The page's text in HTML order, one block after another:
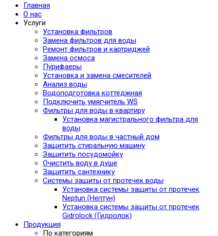
Главная
О нас
Услуги
Установка фильтров
Замена фильтров для воды
Ремонт фильтров и картриджей
Замена осмоса
Пурифаеры
Установка и замена смесителей
Анализ воды
Водоподготовка коттеджная
Подключить умягчитель WS
Фильтры для воды в квартиру
Установка магистрального фильтра для
воды
Фильтры для воды в частный дом
Защитить стиральную машину
Защитить посудомойку
Очистить воду в душе
Защитить сантехнику
Системы защиты от протечек воды
Установка системы защиты от протечек
Neptun (Нептун)
Установка системы защиты от протечек
Gidrolock (Гидролок)
Продукция
По категориям